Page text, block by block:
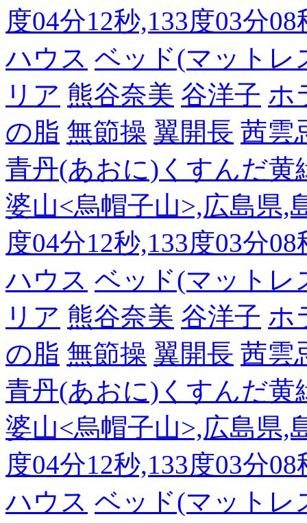
度04分12秒,133度03分
ハウス ベッド(マットレ
リア 熊谷奈美 谷洋子 ホ
の脂 無節操 翼開長 茜雲
青丹(あおに)くすんだ黄
婆山<烏帽子山>,広島県,
度04分12秒,133度03分
ハウス ベッド(マットレ
リア 熊谷奈美 谷洋子 ホ
の脂 無節操 翼開長 茜雲
青丹(あおに)くすんだ黄
婆山<烏帽子山>,広島県,
度04分12秒,133度03分
ハウス ベッド(マットレ